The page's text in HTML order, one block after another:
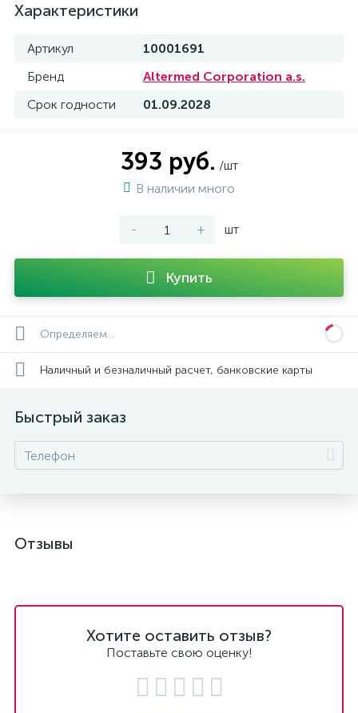
Характеристики
Артикул
10001691
Бренд
Altermed Corporation a.s.
Срок годности
01.09.2028
393 руб. /шт
В наличии много
- + шт
Купить
Определяем...
Наличный и безналичный расчет, банковские карты
Быстрый заказ
Отзывы
Хотите оставить отзыв?
Поставьте свою оценку!